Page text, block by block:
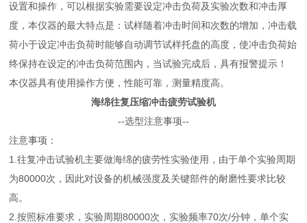
设置和操作，可以根据实验需要设定冲击负荷及实验次数和冲击厚
度，本仪器的最大特点是：试样随着冲击时间和次数的增加，冲击载
荷小于设定冲击负荷时能够自动调节试样托盘的高度，使冲击负荷始
终保持在设定的冲击负荷范围内，当试验完成后，具有报警提示！
本仪器具有使用操作方便，性能可靠，测量精度高。
海绵往复压缩冲击疲劳试验机
--选型注意事项--
注意事项：
1.往复冲击试验机主要做海绵的疲劳性实验使用，由于单个实验周期
为80000次，因此对设备的机械强度及关键部件的耐磨性要求比较
高。
2.按照标准要求，实验周期80000次，实验频率70次/分钟，单个实